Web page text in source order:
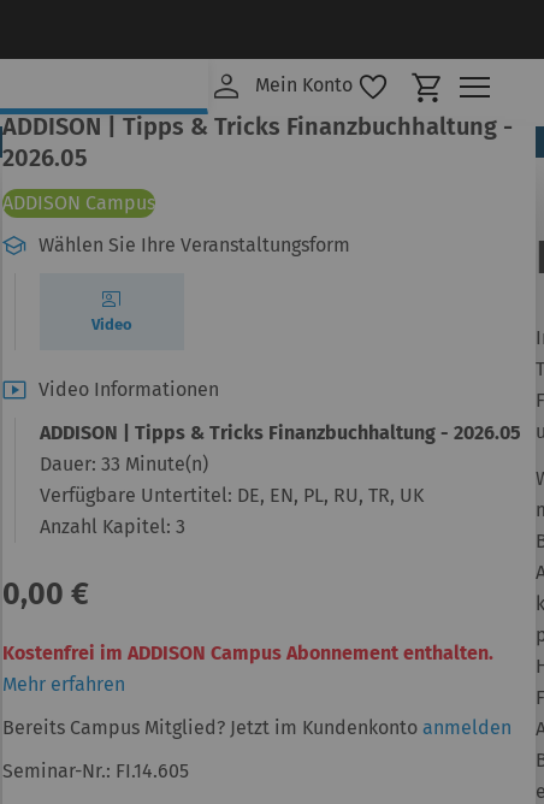
Mein Konto Mein
ADDISON | Tipps & Tricks Finanzbuchhaltung -
2026.05
ADDISON Campus
Wählen Sie Ihre Veranstaltungsform
Video
Video Informationen
ADDISON | Tipps & Tricks Finanzbuchhaltung - 2026.05
Dauer: 33 Minute(n)
Verfügbare Untertitel: DE, EN, PL, RU, TR, UK
Anzahl Kapitel: 3
0,00 €
Kostenfrei im ADDISON Campus Abonnement enthalten.
Mehr erfahren
Bereits Campus Mitglied? Jetzt im Kundenkonto anmelden
Seminar-Nr.: FI.14.605